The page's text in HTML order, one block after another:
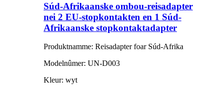
Súd-Afrikaanske ombou-reisadapter
nei 2 EU-stopkontakten en 1 Súd-
Afrikaanske stopkontaktadapter
Produktnamme: Reisadapter foar Súd-Afrika
Modelnûmer: UN-D003
Kleur: wyt